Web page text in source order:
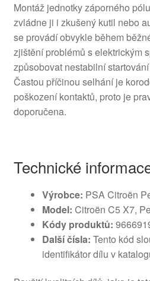
Montáž jednotky záporného
zvládne ji i zkušený kutil nebo
se provádí obvykle během
zjištění problémů s elektrickým
způsobovat nestabilní
Častou příčinou selhání je
poškození kontaktů, proto je
doporučena.
Technické
Výrobce: PSA Citroën
Model: Citroën C5 X7,
Kódy produktů:
Další čísla: Tento kód
identifikátor dílu v